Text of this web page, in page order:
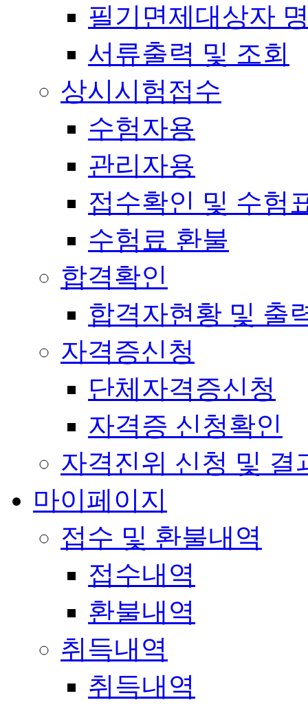
필기면제대상자
서류출력 및 조회
상시시험접수
수험자용
관리자용
접수확인 및 수험
수험료 환불
합격확인
합격자현황 및 출
자격증신청
단체자격증신청
자격증 신청확인
자격진위 신청 및 결
마이페이지
접수 및 환불내역
접수내역
환불내역
취득내역
취득내역